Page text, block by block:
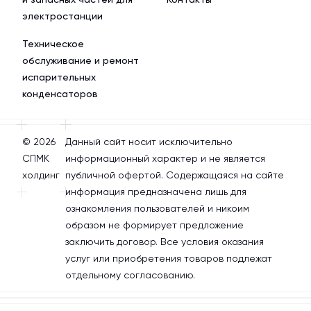
электростанции
Техническое
обслуживание и ремонт
испарительных
конденсаторов
© 2026
СПМК
холдинг
Данный сайт носит исключительно
информационный характер и не является
публичной офертой. Содержащаяся на сайте
информация предназначена лишь для
ознакомления пользователей и никоим
образом не формирует предложение
заключить договор. Все условия оказания
услуг или приобретения товаров подлежат
отдельному согласованию.